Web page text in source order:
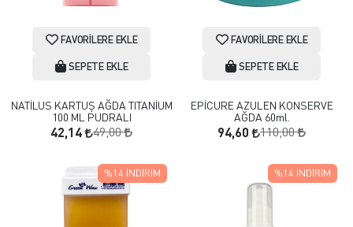
FAVORILERE EKLE
SEPETE EKLE
NATİLUS KARTUŞ AĞDA TITANİUM
100 ML PUDRALI
42,14 49,00
FAVORILERE EKLE
SEPETE EKLE
EPİCURE AZULEN KONSERVE
AĞDA 60ml.
94,60 110,00
%14 İNDIRIM %14 İNDIRIM